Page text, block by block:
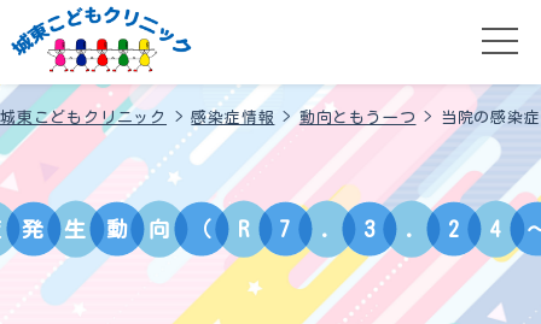
城東こどもクリニック >感染症情報 > 動向ともう一つ > 当院の感染
発 生 動 向 （ R 7 . 3 . 2 4